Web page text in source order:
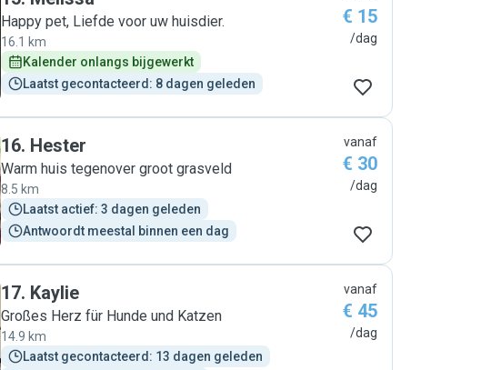
Happy pet, Liefde voor uw huisdier.
16.1 km
Kalender onlangs bijgewerkt
Laatst gecontacteerd: 8 dagen geleden
€ 15
/dag
16. Hester
Warm huis tegenover groot grasveld
8.5 km
Laatst actief: 3 dagen geleden
Antwoordt meestal binnen een dag
vanaf
€ 30
/dag
17. Kaylie
Großes Herz für Hunde und Katzen
14.9 km
Laatst gecontacteerd: 13 dagen geleden
vanaf
€ 45
/dag